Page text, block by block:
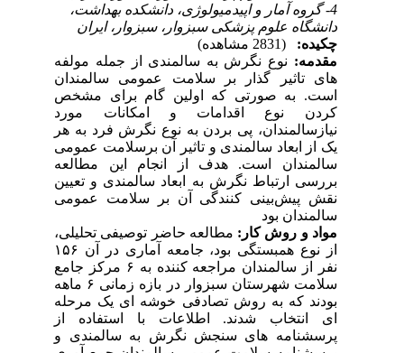
4- گروه آمار و اپیدمیولوژی، دانشکده بهداشت،
دانشگاه علوم پزشکی سبزوار، سبزوار، ایران
چکیده:
مقدمه:نوع نگرش به سالمندی از جمله مولفه
های تاثیر گذار بر سلامت عمومی سالمندان
است. به صورتی که اولین گام برای مشخص
کردن نوع اقدامات و امکانات مورد
نیازسالمندان، پی بردن به نوع نگرش فرد به هر
یک از ابعاد سالمندی و تاثیر آن برسلامت عمومی
سالمندان است. هدف از انجام این مطالعه
بررسی ارتباط نگرش به ابعاد سالمندی و تعیین
نقش پیش‌بینی کنندگی آن بر سلامت عمومی
سالمندان بود
مواد و روش کار: مطالعه حاضر توصیفی تحلیلی،
از نوع همبستگی بود، جامعه آماری در آن ۱۵۶
نفر از سالمندان مراجعه کننده به ۶ مرکز جامع
سلامت شهرستان سبزوار در بازه زمانی ۶ ماهه
بودند که به روش تصادفی خوشه ای یک مرحله
ای انتخاب شدند. اطلاعات با استفاده از
پرسشنامه های سنجش نگرش به سالمندی و